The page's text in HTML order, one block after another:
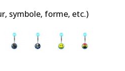
symbole, forme, etc.)